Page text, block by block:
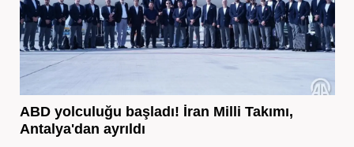
ABD yolculuğu başladı! İran Milli Takımı,
Antalya'dan ayrıldı